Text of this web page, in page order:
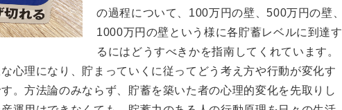
の過程について、100万円の壁、500万円の壁、
1000万円の壁という様に各貯蓄レベルに到達す
るにはどうすべきかを指南してくれています。
心理になり、貯まっていくに従ってどう考え方や行動が変化す
。方法論のみならず、貯蓄を築いた者の心理的変化を先取りし